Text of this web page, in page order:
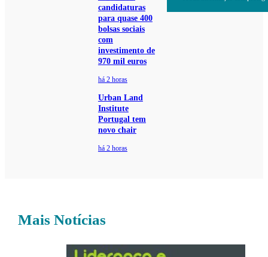
candidaturas
para quase 400
bolsas sociais
com
investimento de
970 mil euros
há 2 horas
Urban Land
Institute
Portugal tem
novo chair
há 2 horas
Mais Notícias